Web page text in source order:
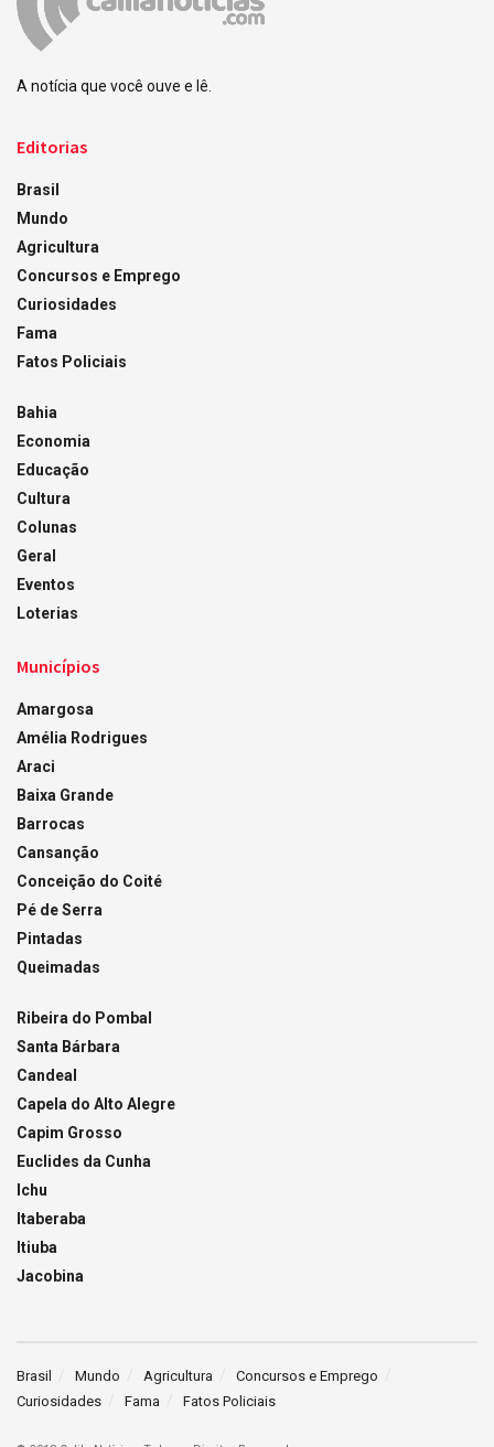
A notícia que você ouve e lê.
Editorias
Brasil
Mundo
Agricultura
Concursos e Emprego
Curiosidades
Fama
Fatos Policiais
Bahia
Economia
Educação
Cultura
Colunas
Geral
Eventos
Loterias
Municípios
Amargosa
Amélia Rodrigues
Araci
Baixa Grande
Barrocas
Cansanção
Conceição do Coité
Pé de Serra
Pintadas
Queimadas
Ribeira do Pombal
Santa Bárbara
Candeal
Capela do Alto Alegre
Capim Grosso
Euclides da Cunha
Ichu
Itaberaba
Itiuba
Jacobina
Brasil Mundo Agricultura
Concursos e Emprego
Curiosidades
Fama Fatos Policiais